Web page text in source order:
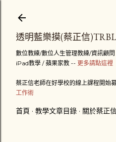
透明藍樂摸(蔡正信
數位教練/數位人生管理教練/資訊顧
iPad教學 / 蘋果家教 -- 更多請點這裡
蔡正信老師在好學校的線上課程開始
工作術
首頁 教學文章目錄 關於蔡正